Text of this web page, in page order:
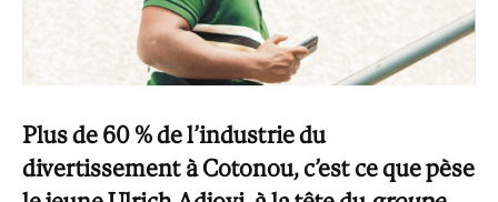
Plus de 60 % de l’industrie du
divertissement à Cotonou, c’est ce que pèse